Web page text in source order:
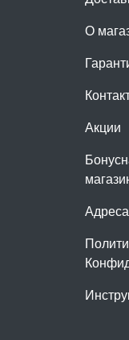
О
Акции